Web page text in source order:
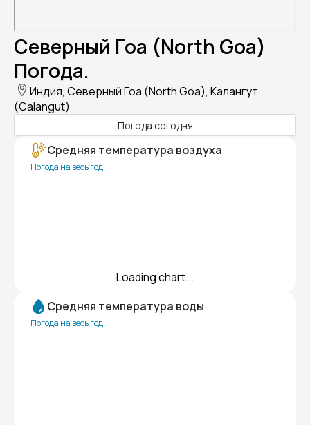
Северный Гоа (North Goa)
Погода.
Индия, Северный Гоа (North Goa), Калангут
(Calangut)
Погода сегодня
Средняя температура воздуха
Погода на весь год
Loading chart...
Средняя температура воды
Погода на весь год